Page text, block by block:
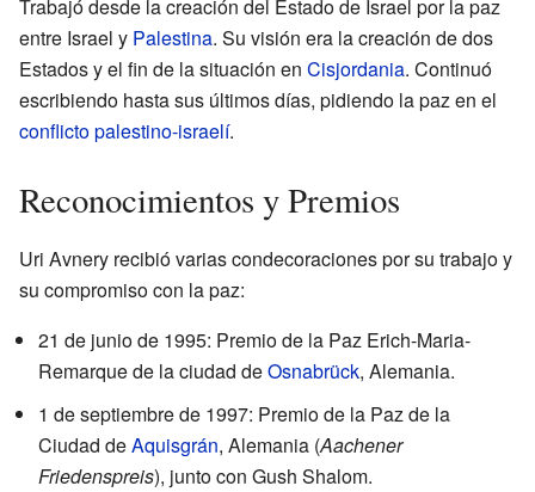
Trabajó desde la creación del Estado de Israel por la paz
entre Israel y Palestina. Su visión era la creación de dos
Estados y el fin de la situación en Cisjordania. Continuó
escribiendo hasta sus últimos días, pidiendo la paz en el
conflicto palestino-israelí.
Reconocimientos y Premios
Uri Avnery recibió varias condecoraciones por su trabajo y
su compromiso con la paz:
21 de junio de 1995: Premio de la Paz Erich-Maria-
Remarque de la ciudad deOsnabrück, Alemania.
1 de septiembre de 1997: Premio de la Paz de la
Ciudad deAquisgrán, Alemania (Aachener
Friedenspreis), junto con Gush Shalom.